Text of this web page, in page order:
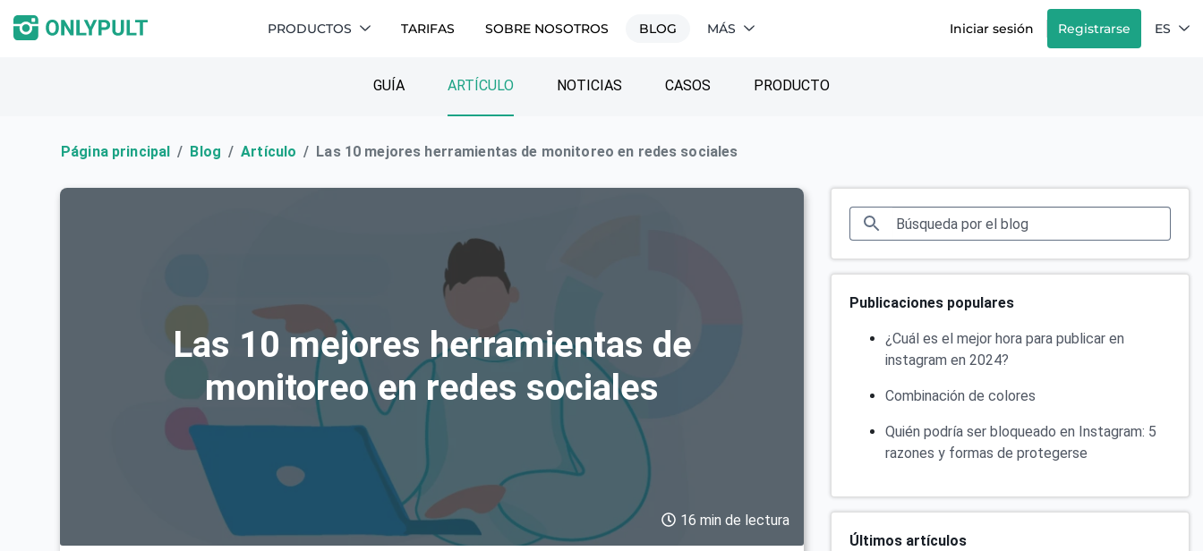
PRODUCTOS TARIFAS SOBRE NOSOTROS BLOG MÁS Iniciar sesión Registrarse ES
GUÍA ARTÍCULO NOTICIAS CASOS PRODUCTO
Página principal Blog Artículo Las 10 mejores herramientas de monitoreo en redes sociales
Las 10 mejores herramientas de
monitoreo en redes sociales
16 min de lectura
Publicaciones populares
¿Cuál es el mejor hora para publicar en
instagram en 2024?
Combinación de colores
Quién podría ser bloqueado en Instagram: 5
razones y formas de protegerse
Últimos artículos